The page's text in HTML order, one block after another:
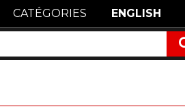
CATÉGORIES ENGLISH